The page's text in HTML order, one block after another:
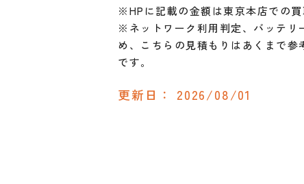
※HPに記載の金額は東京本店での買
※ネットワーク利用判定、バッテリ
め、こちらの見積もりはあくまで
です。
更新日： 2026/08/01